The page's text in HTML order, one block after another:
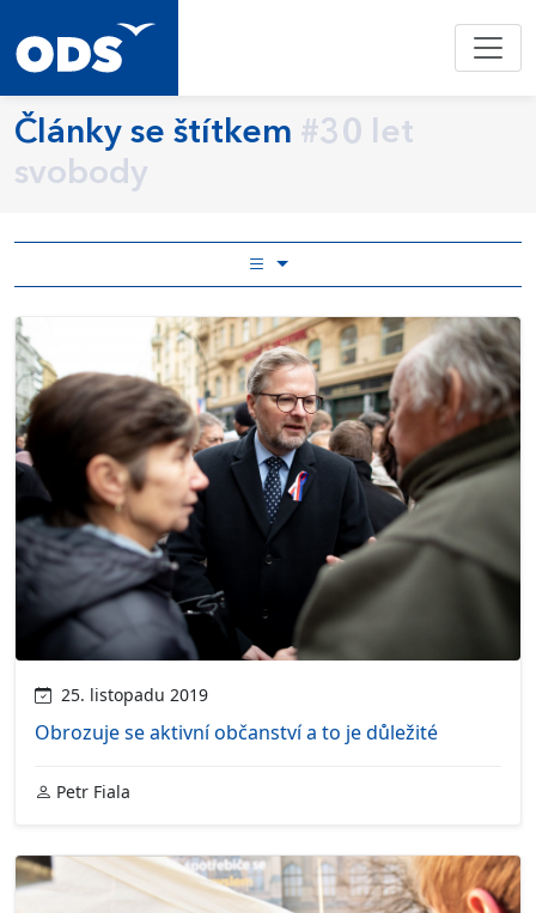
Články se štítkem #30 let
svobody
25. listopadu 2019
Obrozuje se aktivní občanství a to je důležité
Petr Fiala